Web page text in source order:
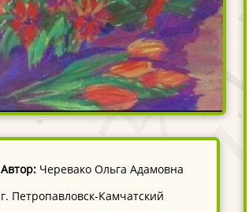
Автор: Черевако Ольга Адамовна
г. Петропавловск-Камчатский